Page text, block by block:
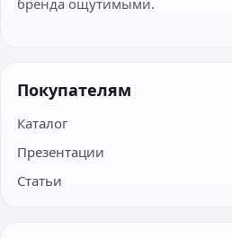
Покупателям
Каталог
Презентации
Статьи